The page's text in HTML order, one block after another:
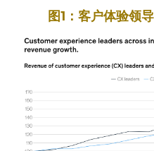
图1：客户体验领